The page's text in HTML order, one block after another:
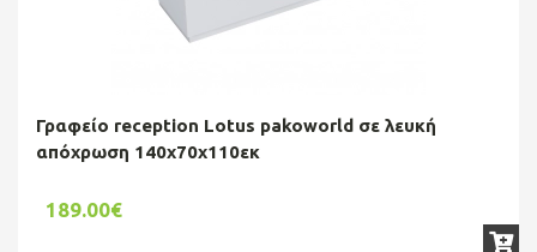
Γραφείο reception Lotus pakoworld σε λευκή
απόχρωση 140x70x110εκ
189.00€